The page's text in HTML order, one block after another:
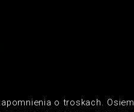
o troskach. Osiem